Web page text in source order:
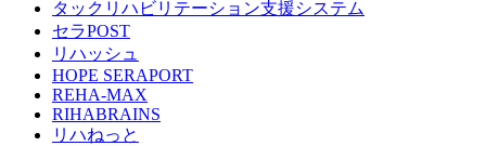
タックリハビリテーション支援システム
セラPOST
リハッシュ
HOPE SERAPORT
REHA-MAX
RIHABRAINS
リハねっと